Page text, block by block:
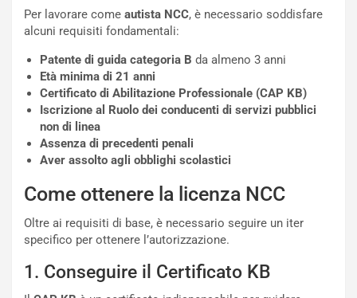
Per lavorare come autista NCC, è necessario soddisfare
alcuni requisiti fondamentali:
Patente di guida categoria B da almeno 3 anni
Età minima di 21 anni
Certificato di Abilitazione Professionale (CAP KB)
Iscrizione al Ruolo dei conducenti di servizi pubblici
non di linea
Assenza di precedenti penali
Aver assolto agli obblighi scolastici
Come ottenere la licenza NCC
Oltre ai requisiti di base, è necessario seguire un iter
specifico per ottenere l’autorizzazione.
1. Conseguire il Certificato KB
NOTIZIE
P
a